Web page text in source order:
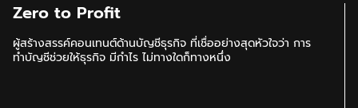
Zero to Profit
ผู้สร้างสรรค์คอนเทนต์ด้านบัญชีธุรกิจ ที่เชื่ออย่างสุดหัวใจว่า การ
ทำบัญชีช่วยให้ธุรกิจ มีกำไร ไม่ทางใดก็ทางหนึ่ง